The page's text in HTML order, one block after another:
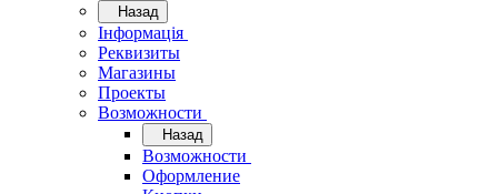
Назад
Інформація
Реквизиты
Магазины
Проекты
Возможности
Назад
Возможности
Оформление